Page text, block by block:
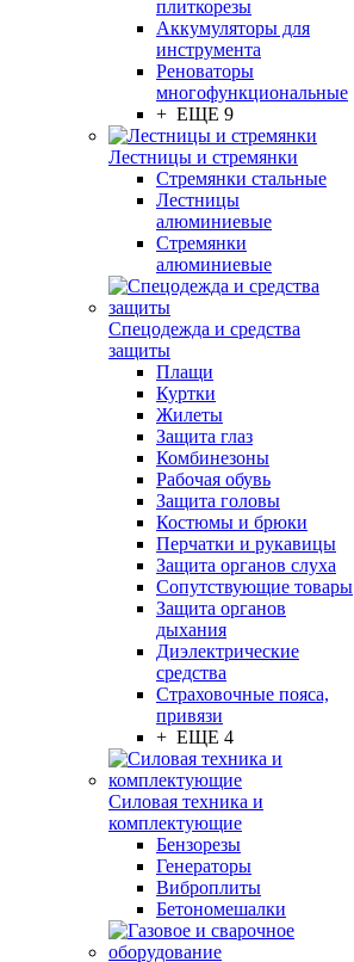
плиткорезы
Аккумуляторы для
инструмента
Реноваторы
многофункциональные
+ ЕЩЕ 9
Лестницы и стремянки
Стремянки стальные
Лестницы
алюминиевые
Стремянки
алюминиевые
Спецодежда и средства
защиты
Плащи
Куртки
Жилеты
Защита глаз
Комбинезоны
Рабочая обувь
Защита головы
Костюмы и брюки
Перчатки и рукавицы
Защита органов слуха
Сопутствующие товары
Защита органов
дыхания
Диэлектрические
средства
Страховочные пояса,
привязи
+ ЕЩЕ 4
Силовая техника и
комплектующие
Бензорезы
Генераторы
Виброплиты
Бетономешалки